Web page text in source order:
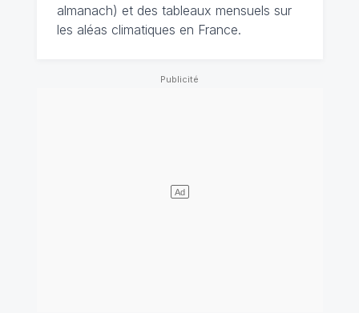
almanach) et des tableaux mensuels sur
les aléas climatiques en France.